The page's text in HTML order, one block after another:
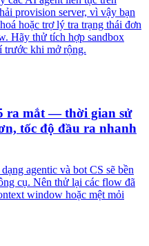
provision server, vì vậy bạn
hoặc trợ lý tra trạng thái đơn
Hãy thử tích hợp sandbox
trước khi mở rộng.
ra mắt — thời gian sử
tốc độ đầu ra nhanh
agentic và bot CS sẽ bền
cụ. Nên thử lại các flow đã
window hoặc mệt mỏi